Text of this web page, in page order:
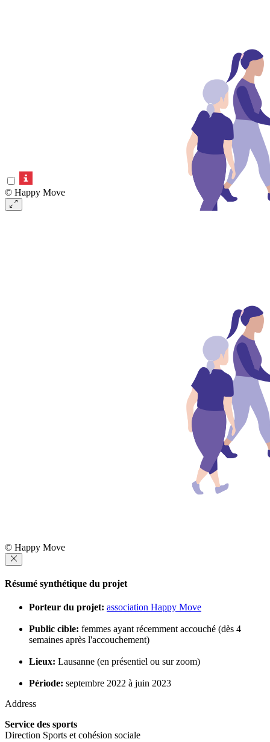
© Happy Move
© Happy Move
Résumé synthétique du projet
Porteur du projet: association Happy Move
Public cible: femmes ayant récemment accouché (dès 4
semaines après l'accouchement)
Lieux: Lausanne (en présentiel ou sur zoom)
Période: septembre 2022 à juin 2023
Address
Service des sports
Direction Sports et cohésion sociale